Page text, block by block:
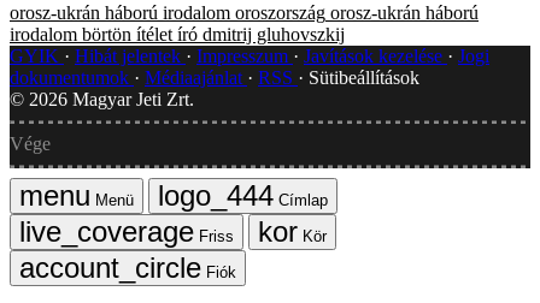
orosz-ukrán háború irodalom oroszország orosz-ukrán háború
irodalom börtön ítélet író dmitrij gluhovszkij
GYIK
Hibát jelentek Impresszum Javítások kezelése
Jogi
dokumentumok
Médiaajánlat RSS
Sütibeállítások
© 2026 Magyar Jeti Zrt.
Vége
Menü
Címlap
Friss
Kör
Fiók